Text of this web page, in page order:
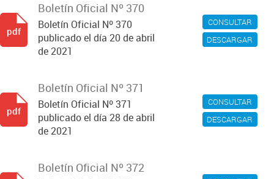
CONSULTAR
DESCARGAR
Boletín Oficial Nº 370
Boletín Oficial Nº 370
publicado el día 20 de abril
de 2021
pdf
CONSULTAR
DESCARGAR
Boletín Oficial Nº 371
Boletín Oficial Nº 371
publicado el día 28 de abril
de 2021
pdf
Boletín Oficial Nº 372